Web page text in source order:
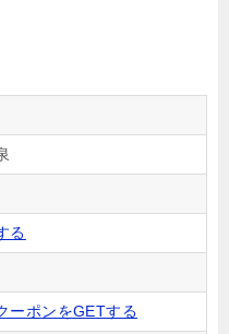
る
ーポンをGETする